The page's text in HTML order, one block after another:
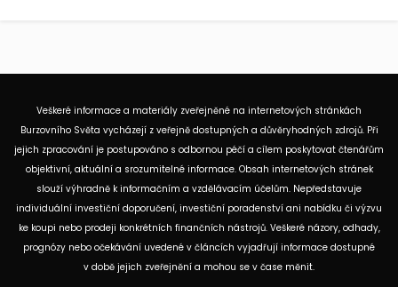
Veškeré informace a materiály zveřejněné na internetových stránkách
Burzovního Světa vycházejí z veřejně dostupných a důvěryhodných zdrojů. Při
jejich zpracování je postupováno s odbornou péčí a cílem poskytovat čtenářům
objektivní, aktuální a srozumitelné informace. Obsah internetových stránek
slouží výhradně k informačním a vzdělávacím účelům. Nepředstavuje
individuální investiční doporučení, investiční poradenství ani nabídku či výzvu
ke koupi nebo prodeji konkrétních finančních nástrojů. Veškeré názory, odhady,
prognózy nebo očekávání uvedené v článcích vyjadřují informace dostupné
v době jejich zveřejnění a mohou se v čase měnit.